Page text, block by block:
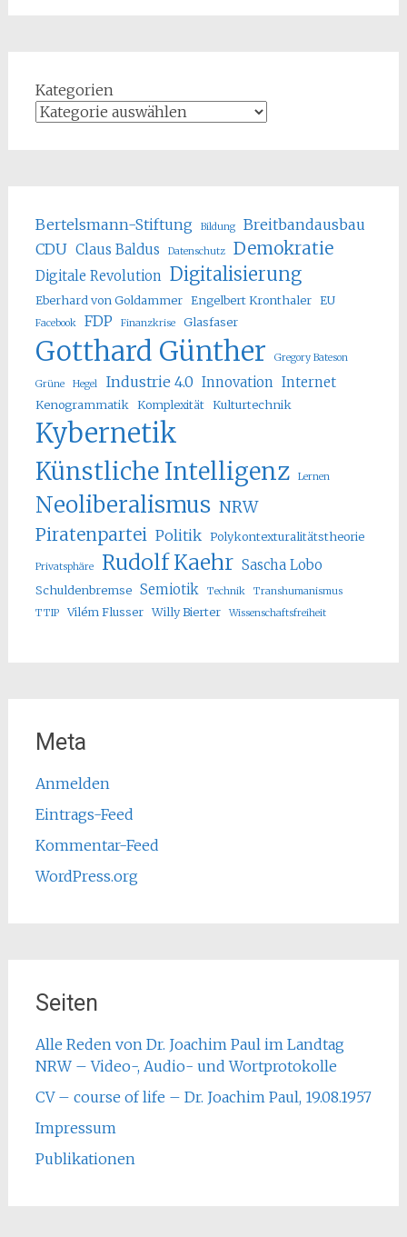
Kategorien
Bertelsmann-Stiftung Bildung
Breitbandausbau
CDU Claus Baldus Datenschutz Demokratie
Digitale Revolution Digitalisierung
Eberhard von Goldammer Engelbert Kronthaler EU
Facebook FDP Finanzkrise Glasfaser
Gotthard Günther Gregory Bateson
Grüne Hegel Industrie 4.0 Innovation Internet
Kenogrammatik Komplexität Kulturtechnik
Kybernetik
Künstliche Intelligenz Lernen
Neoliberalismus NRW
Piratenpartei Politik Polykontexturalitätstheorie
Privatsphäre Rudolf Kaehr Sascha Lobo
Schuldenbremse Semiotik Technik
Transhumanismus
TTIP
Vilém Flusser Willy Bierter Wissenschaftsfreiheit
Meta
Anmelden
Eintrags-Feed
Kommentar-Feed
WordPress.org
Seiten
Alle Reden von Dr. Joachim Paul im Landtag
NRW – Video-, Audio- und Wortprotokolle
CV – course of life – Dr. Joachim Paul, 19.08.1957
Impressum
Publikationen